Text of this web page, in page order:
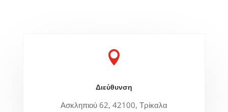

Διεύθυνση
Ασκληπιού 62, 42100, Τρίκαλα